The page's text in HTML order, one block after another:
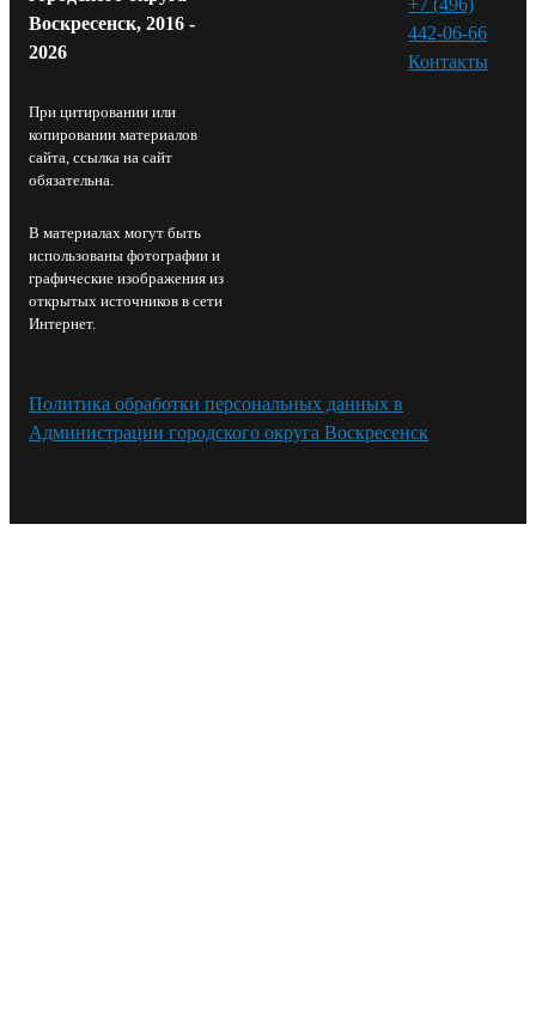
Воскресенск, 2016 -
2026
При цитировании или
копировании материалов
сайта, ссылка на сайт
обязательна.
В материалах могут быть
использованы фотографии и
графические изображения из
открытых источников в сети
Интернет.
442-06-66
Контакты⁠
Политика обработки персональных данных в
Администрации городского округа Воскресенск